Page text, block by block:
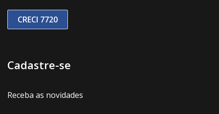
CRECI 7720
Cadastre-se
Receba as novidades